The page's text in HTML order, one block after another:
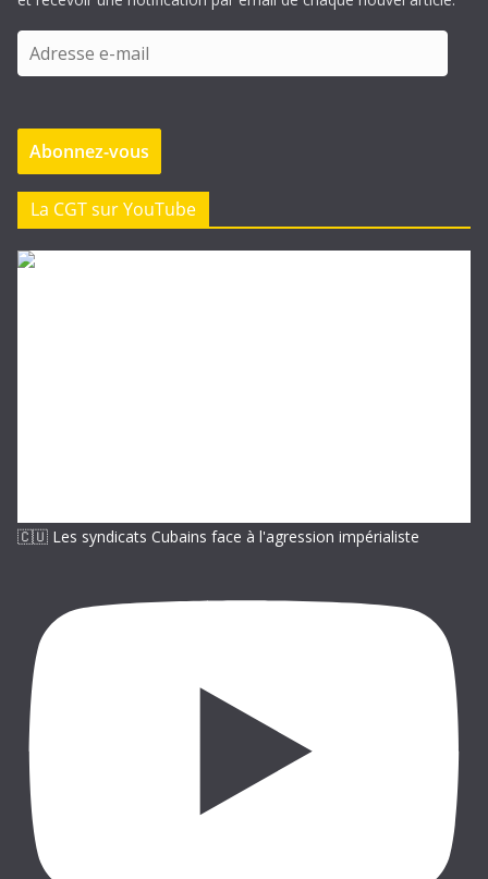
d
e
s
e
-
Abonnez-vous
La CGT sur YouTube
🇨🇺 Les syndicats Cubains face à l'agression impérialiste